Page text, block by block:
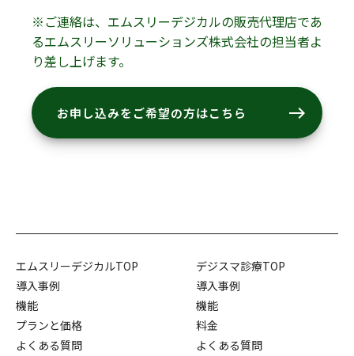
※ご連絡は、エムスリーデジカルの販売代理店であ
るエムスリーソリューションズ株式会社の担当者よ
り差し上げます。
お申し込みをご希望の方はこちら east
エムスリーデジカルTOP
導入事例
機能
プランと価格
よくある質問
デジスマ診療TOP
導入事例
機能
料金
よくある質問